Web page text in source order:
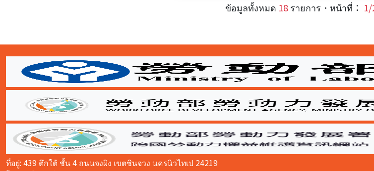
ข้อมูลทั้งหมด 18รายการ．หน้าที่： 1/
ที่อยู่: 439 ตึกใต้ ชั้น 4 ถนนจงผิง เขตซินจวง นครนิวไทเป 24219